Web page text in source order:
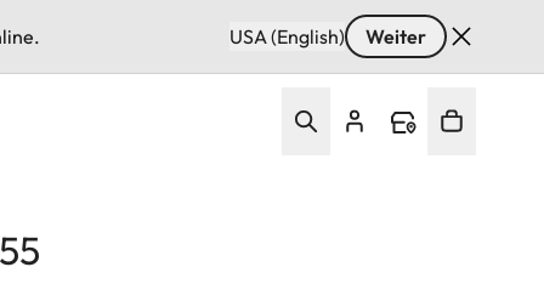
USA (English) Weiter